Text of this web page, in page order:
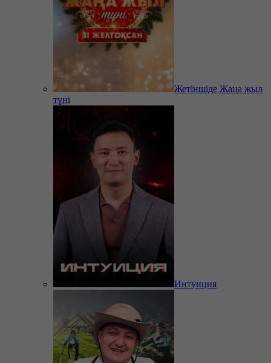
Жетіншіде Жаңа жыл
түні
Интуиция